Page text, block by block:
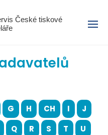
České tiskové
Menu
G H CH I
J
Q R S T
U